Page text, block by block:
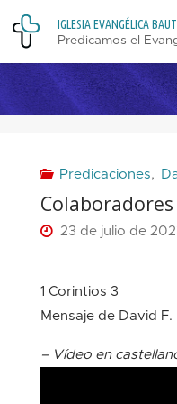
Saltar
contenido
IGLESIAEVANGÉLICABAUT
Predicamos el
Predicaciones,
23 de julio de
1 Corintios 3
Mensaje de David F.
– Vídeo en